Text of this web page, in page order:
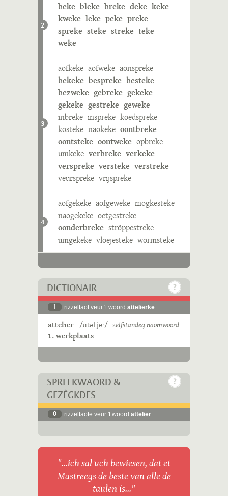
2
beke bleke breke deke keke
kweke leke peke preke
spreke steke streke teke
weke
3
aofkeke aofweke aonspreke
bekeke bespreke besteke
bezweke gebreke gekeke
gekeke gestreke geweke
inbreke inspreke koedspreke
kösteke naokeke oontbreke
oontsteke oontweke opbreke
umkeke verbreke verkeke
verspreke versteke verstreke
veurspreke vrijspreke
4
aofgekeke aofgeweke mögkesteke
naogekeke oetgestreke
oonderbreke ströppestreke
umgekeke vloejesteke wörmsteke
DICTIONAIR
1 rizzeltaot veur 't woord attelierke
attelier /ɑtəlˈjeˑ/ zelfstandeg naomwoord
1. werkplaats
SPREEKWÄÖRD &
GEZÈGKDES
0 rizzeltaote veur 't woord attelier
"...ich sal uch bewiesen, dat et
Mastreegs de beste van alle de
taulen is..."